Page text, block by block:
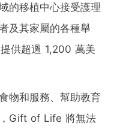
的移植中心接受護理
及其家屬的各種舉
供超過 1,200 萬美
物和服務、幫助教育
Gift of Life 將無法